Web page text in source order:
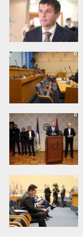
0
0
0